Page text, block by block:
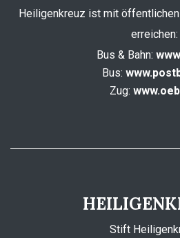
Heiligenkreuz ist mit
erreichen:
Bus & Bahn:
Bus:
Zug:
Stift